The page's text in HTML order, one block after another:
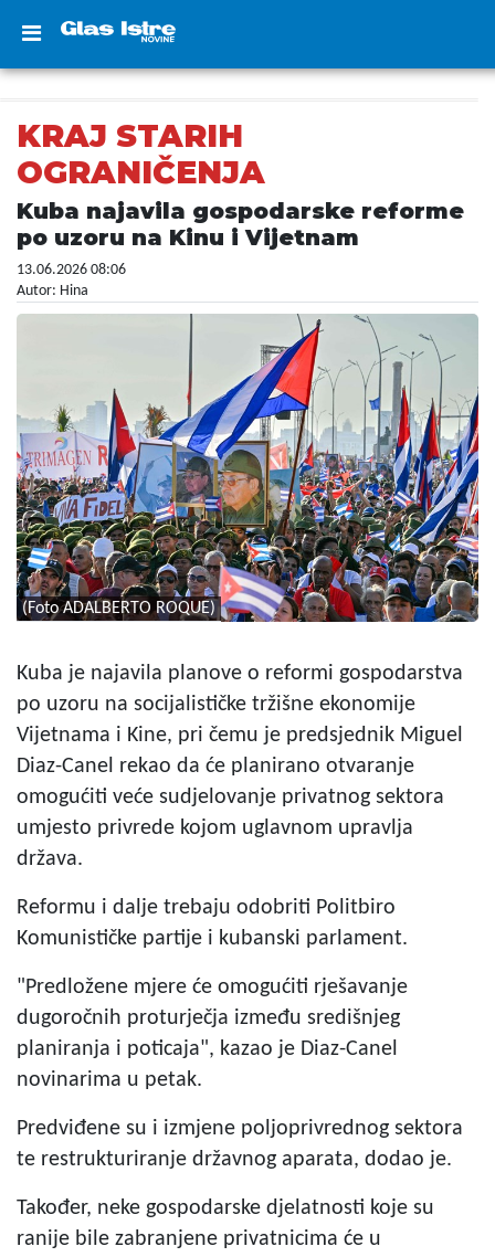
KRAJ STARIH
OGRANIČENJA
Kuba najavila gospodarske reforme
po uzoru na Kinu i Vijetnam
13.06.2026 08:06
Autor: Hina
(Foto ADALBERTO ROQUE)
Kuba je najavila planove o reformi gospodarstva
po uzoru na socijalističke tržišne ekonomije
Vijetnama i Kine, pri čemu je predsjednik Miguel
Diaz-Canel rekao da će planirano otvaranje
omogućiti veće sudjelovanje privatnog sektora
umjesto privrede kojom uglavnom upravlja
država.
Reformu i dalje trebaju odobriti Politbiro
Komunističke partije i kubanski parlament.
"Predložene mjere će omogućiti rješavanje
dugoročnih proturječja između središnjeg
planiranja i poticaja", kazao je Diaz-Canel
novinarima u petak.
Predviđene su i izmjene poljoprivrednog sektora
te restrukturiranje državnog aparata, dodao je.
Također, neke gospodarske djelatnosti koje su
ranije bile zabranjene privatnicima će u